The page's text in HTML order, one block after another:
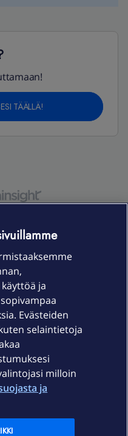
TÄÄLLÄ!
ja
Evästeiden
selaintietoja
milloin
ja